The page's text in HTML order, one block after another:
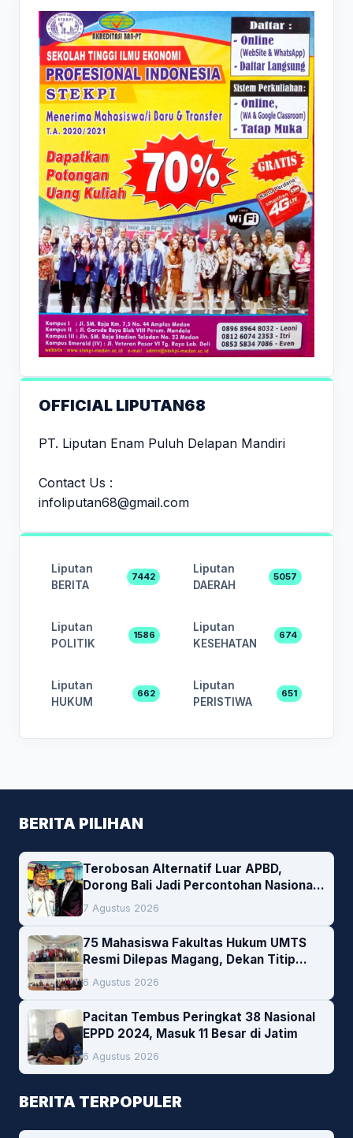
OFFICIAL LIPUTAN68
PT. Liputan Enam Puluh Delapan Mandiri
Contact Us :
infoliputan68@gmail.com
Liputan
BERITA
7442
Liputan
DAERAH
5057
Liputan
POLITIK
1586
Liputan
KESEHATAN
674
Liputan
HUKUM
662
Liputan
PERISTIWA
651
BERITA PILIHAN
Terobosan Alternatif Luar APBD,
Dorong Bali Jadi Percontohan Nasional
Pembiayaan Daerah
7 Agustus 2026
75 Mahasiswa Fakultas Hukum UMTS
Resmi Dilepas Magang, Dekan Titip
Empat Pesan Penting
6 Agustus 2026
Pacitan Tembus Peringkat 38 Nasional
EPPD 2024, Masuk 11 Besar di Jatim
6 Agustus 2026
BERITA TERPOPULER